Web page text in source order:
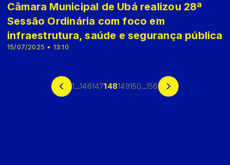
15/07/2025 • 13:10
Câmara Municipal de Ubá realizou 28ª
Sessão Ordinária com foco em
infraestrutura, saúde e segurança pública
1...146147148149150...156